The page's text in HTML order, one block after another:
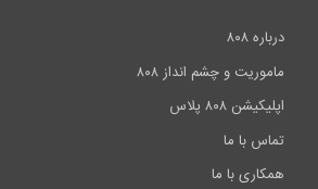
درباره ۸۰۸
ماموریت و چشم انداز ۸۰۸
اپلیکیشن ۸۰۸ پلاس
تماس با ما
همکاری با ما